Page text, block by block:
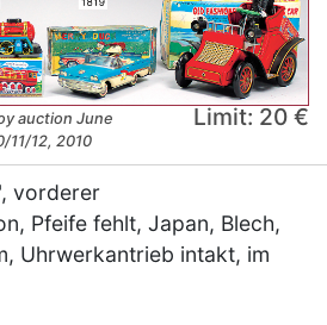
auction June
11/12, 2010
Limit: 20 €
vorderer
Pfeife fehlt, Japan, Blech,
Uhrwerkantrieb intakt, im